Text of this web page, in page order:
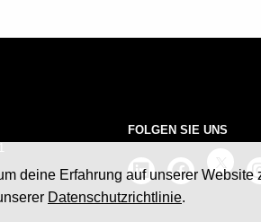
FOLGEN SIE UNS
deine Erfahrung auf unserer Website
Datenschutzrichtlinie.